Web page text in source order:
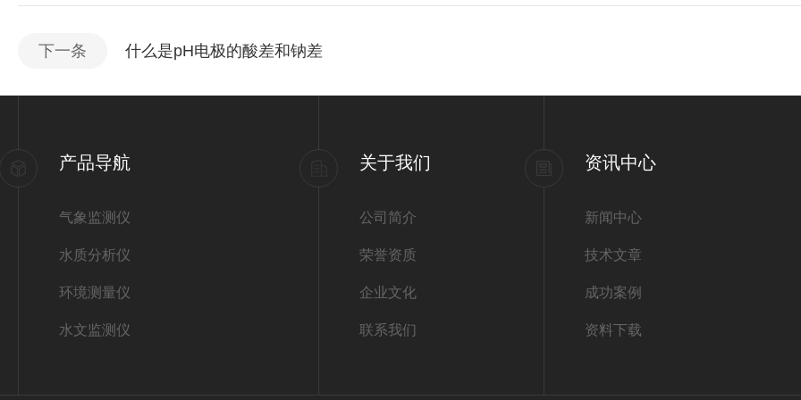
下一条 什么是pH电极的酸差和钠差
产品导航
气象监测仪
水质分析仪
环境测量仪
水文监测仪
关于我们
公司简介
荣誉资质
企业文化
联系我们
资讯中心
新闻中心
技术文章
成功案例
资料下载